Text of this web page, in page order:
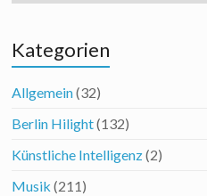
Kategorien
Allgemein(32)
Berlin Hilight(132)
Künstliche Intelligenz(2)
Musik (211)